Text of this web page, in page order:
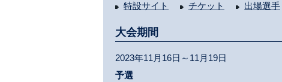
特設サイト チケット 出場選手
大会期間
2023年11月16日～11月19日
予選